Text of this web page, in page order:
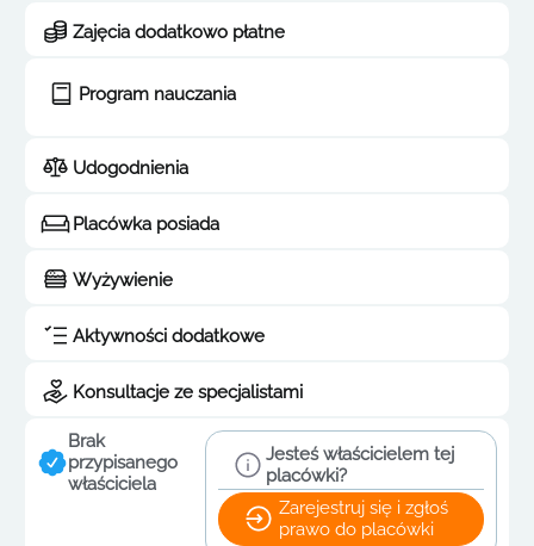
Zajęcia dodatkowo płatne
Program nauczania
Udogodnienia
Placówka posiada
Wyżywienie
Aktywności dodatkowe
Konsultacje ze specjalistami
Brak
przypisanego
właściciela
Jesteś właścicielem tej
placówki?
Zarejestruj się i zgłoś
prawo do placówki